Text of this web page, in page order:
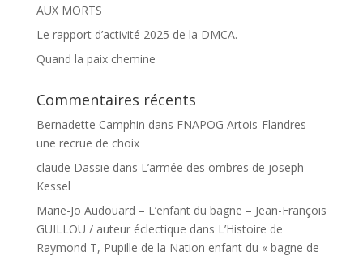
AUX MORTS
Le rapport d’activité 2025 de la DMCA.
Quand la paix chemine
Commentaires récents
Bernadette Camphin dans FNAPOG Artois-Flandres
une recrue de choix
claude Dassie dans L’armée des ombres de joseph
Kessel
Marie-Jo Audouard – L’enfant du bagne – Jean-François
GUILLOU / auteur éclectique dans L’Histoire de
Raymond T, Pupille de la Nation enfant du « bagne de